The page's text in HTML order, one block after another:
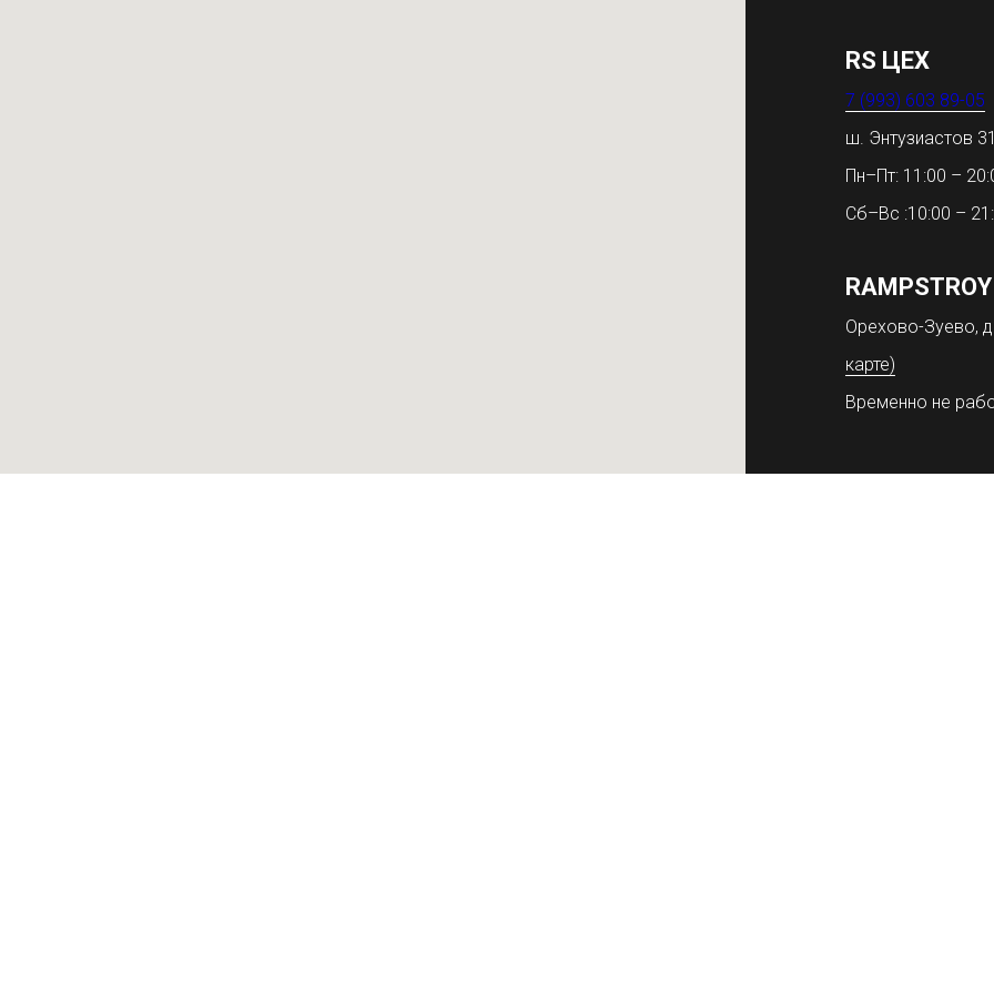
RS ЦЕХ
7 (993) 603 89-05
ш. Энтузиастов
Пн–Пт: 11:00 –
Сб–Вс :10:00 –
Орехово-Зуево,
карте)
Временно не